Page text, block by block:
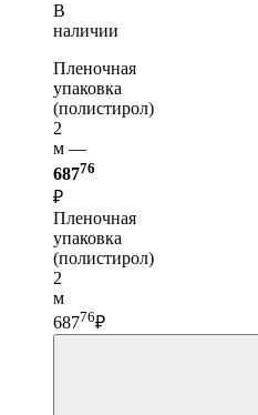
В
наличии
Пленочная
упаковка
(полистирол)
2
м —
68776
₽
Пленочная
упаковка
(полистирол)
2
м
68776₽